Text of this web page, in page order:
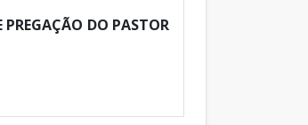
DO PASTOR